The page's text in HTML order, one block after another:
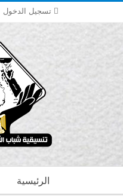
تسجيل الدخول
الرئيسية